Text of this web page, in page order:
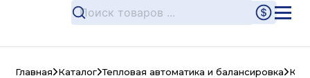
Главная Каталог Тепловая автоматика и балансировка